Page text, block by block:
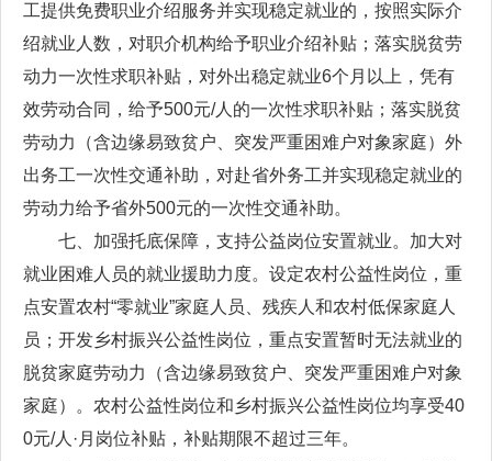
工提供免费职业介绍服务并实现稳定就业的，按照实际介
绍就业人数，对职介机构给予职业介绍补贴；落实脱贫劳
动力一次性求职补贴，对外出稳定就业6个月以上，凭有
效劳动合同，给予500元/人的一次性求职补贴；落实脱贫
劳动力（含边缘易致贫户、突发严重困难户对象家庭）外
出务工一次性交通补助，对赴省外务工并实现稳定就业的
劳动力给予省外500元的一次性交通补助。
七、加强托底保障，支持公益岗位安置就业。加大对
就业困难人员的就业援助力度。设定农村公益性岗位，重
点安置农村“零就业”家庭人员、残疾人和农村低保家庭人
员；开发乡村振兴公益性岗位，重点安置暂时无法就业的
脱贫家庭劳动力（含边缘易致贫户、突发严重困难户对象
家庭）。农村公益性岗位和乡村振兴公益性岗位均享受40
0元/人·月岗位补贴，补贴期限不超过三年。